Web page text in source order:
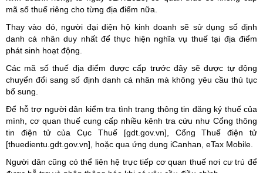
mã số thuế riêng cho từng địa điểm nữa.
Thay vào đó, người đại diện hộ kinh doanh sẽ sử dụng số định
danh cá nhân duy nhất để thực hiện nghĩa vụ thuế tại địa điểm
phát sinh hoạt động.
Các mã số thuế địa điểm được cấp trước đây sẽ được tự động
chuyển đổi sang số định danh cá nhân mà không yêu cầu thủ tục
bổ sung.
Để hỗ trợ người dân kiểm tra tình trạng thông tin đăng ký thuế của
mình, cơ quan thuế cung cấp nhiều kênh tra cứu như Cổng thông
tin điện tử của Cục Thuế [gdt.gov.vn], Cổng Thuế điện tử
[thuedientu.gdt.gov.vn], hoặc qua ứng dụng iCanhan, eTax Mobile.
Người dân cũng có thể liên hệ trực tiếp cơ quan thuế nơi cư trú để